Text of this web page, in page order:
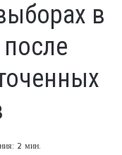
в
2 мин.